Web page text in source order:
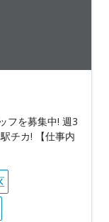
フを募集中! 週3
チカ! 【仕事内